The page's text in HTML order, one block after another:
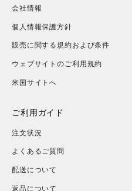
会社情報
個人情報保護方針
販売に関する規約および条件
ウェブサイトのご利用規約
米国サイトへ
ご利用ガイド
注文状況
よくあるご質問
配送について
返品について